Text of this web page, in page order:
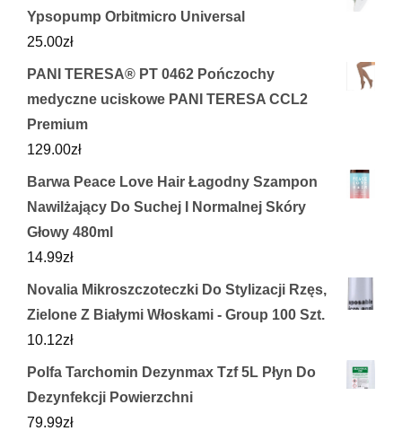
Ypsopump Orbitmicro Universal
25.00zł
PANI TERESA® PT 0462 Pończochy
medyczne uciskowe PANI TERESA CCL2
Premium
129.00zł
Barwa Peace Love Hair Łagodny Szampon
Nawilżający Do Suchej I Normalnej Skóry
Głowy 480ml
14.99zł
Novalia Mikroszczoteczki Do Stylizacji Rzęs,
Zielone Z Białymi Włoskami - Group 100 Szt.
10.12zł
Polfa Tarchomin Dezynmax Tzf 5L Płyn Do
Dezynfekcji Powierzchni
79.99zł